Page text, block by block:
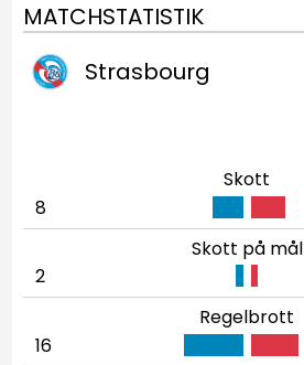
MATCHSTATISTIK
Strasbourg
Skott
8
Skott på mål
2
Regelbrott
16